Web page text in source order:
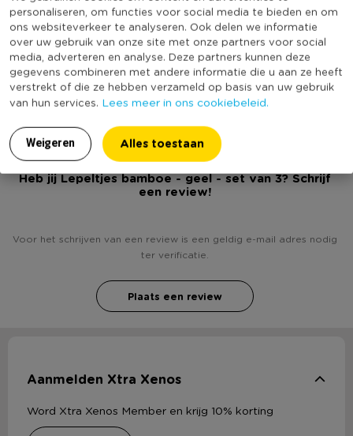
personaliseren, om functies voor social media te bieden en om
ons websiteverkeer te analyseren. Ook delen we informatie
over uw gebruik van onze site met onze partners voor social
media, adverteren en analyse. Deze partners kunnen deze
gegevens combineren met andere informatie die u aan ze heeft
verstrekt of die ze hebben verzameld op basis van uw gebruik
van hun services. Lees meer in ons cookiebeleid.
Weigeren Alles toestaan
Productbreedte (cm)
3
Kleur
Geel
Productlengte (cm)
13.5
Duurzaamheidsscore
(Nog) geen score
bekend
Heb jij Lepeltjes bamboe - geel - set van 3? Schrijf
een review!
Voor het schrijven van een review is een geldig e-mail adres nodig
ter verificatie.
Plaats een review
Aanmelden Xtra Xenos
Word Xtra Xenos Member en krijg 10% korting